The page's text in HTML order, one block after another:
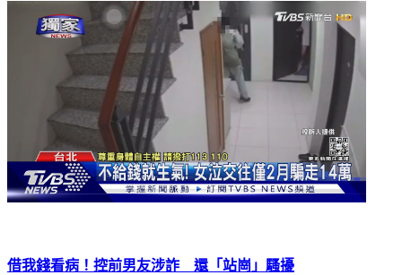
借我錢看病！控前男友涉詐 還「站崗」騷擾